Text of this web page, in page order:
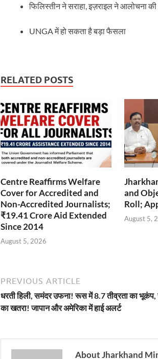
फिलिस्तीन ने सराहा, इज़राइल ने आलोचना की
UNGA में हो सकता है बड़ा फैसला
RELATED POSTS
Centre Reaffirms Welfare
Cover for Accredited and
Non-Accredited Journalists;
₹19.41 Crore Aid Extended
Since 2014
August 5, 2026
and
Roll;
August 5,
PREVIOUS ARTICLE
धरती हिली, समंदर उफना! रूस में 8.7 तीव्रता का भूकंप,
का खतरा! जापान और अमेरिका में हाई अलर्ट
About Jharkhand